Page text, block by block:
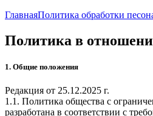
ГлавнаяПолитика обработки
Политика в
1. Общие положения
Редакция от 25.12.2025 г.
1.1. Политика общества с
разработана в соответствии с